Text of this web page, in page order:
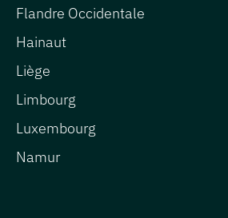
Flandre Occidentale
Hainaut
Liège
Limbourg
Luxembourg
Namur